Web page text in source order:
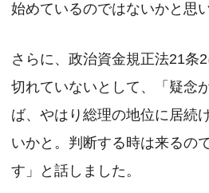
始めているのではないかと思
さらに、政治資金規正法21条
切れていないとして、「疑念
ば、やはり総理の地位に居続
いかと。判断する時は来るの
す」と話しました。